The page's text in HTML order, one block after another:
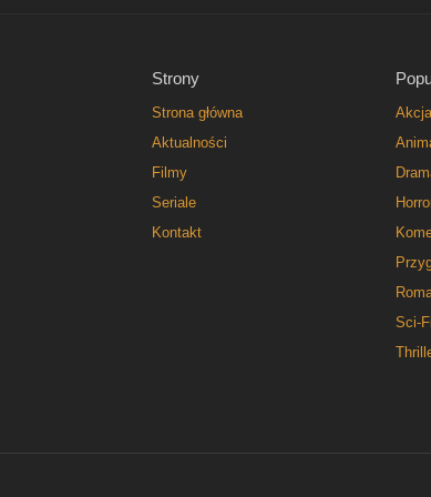
Strony
Strona główna
Aktualności
Filmy
Seriale
Kontakt
Akcja
Sci-Fi